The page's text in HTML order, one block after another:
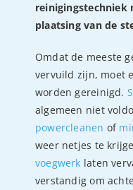
reinigingstechniek
plaatsing van de
Omdat de meeste
vervuild zijn, moet
worden gereinigd.
algemeen niet
powercleanen of
weer netjes te
voegwerk laten
verstandig om